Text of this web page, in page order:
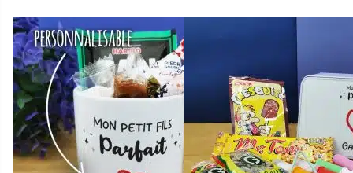
papy personnalisé
personnalisé